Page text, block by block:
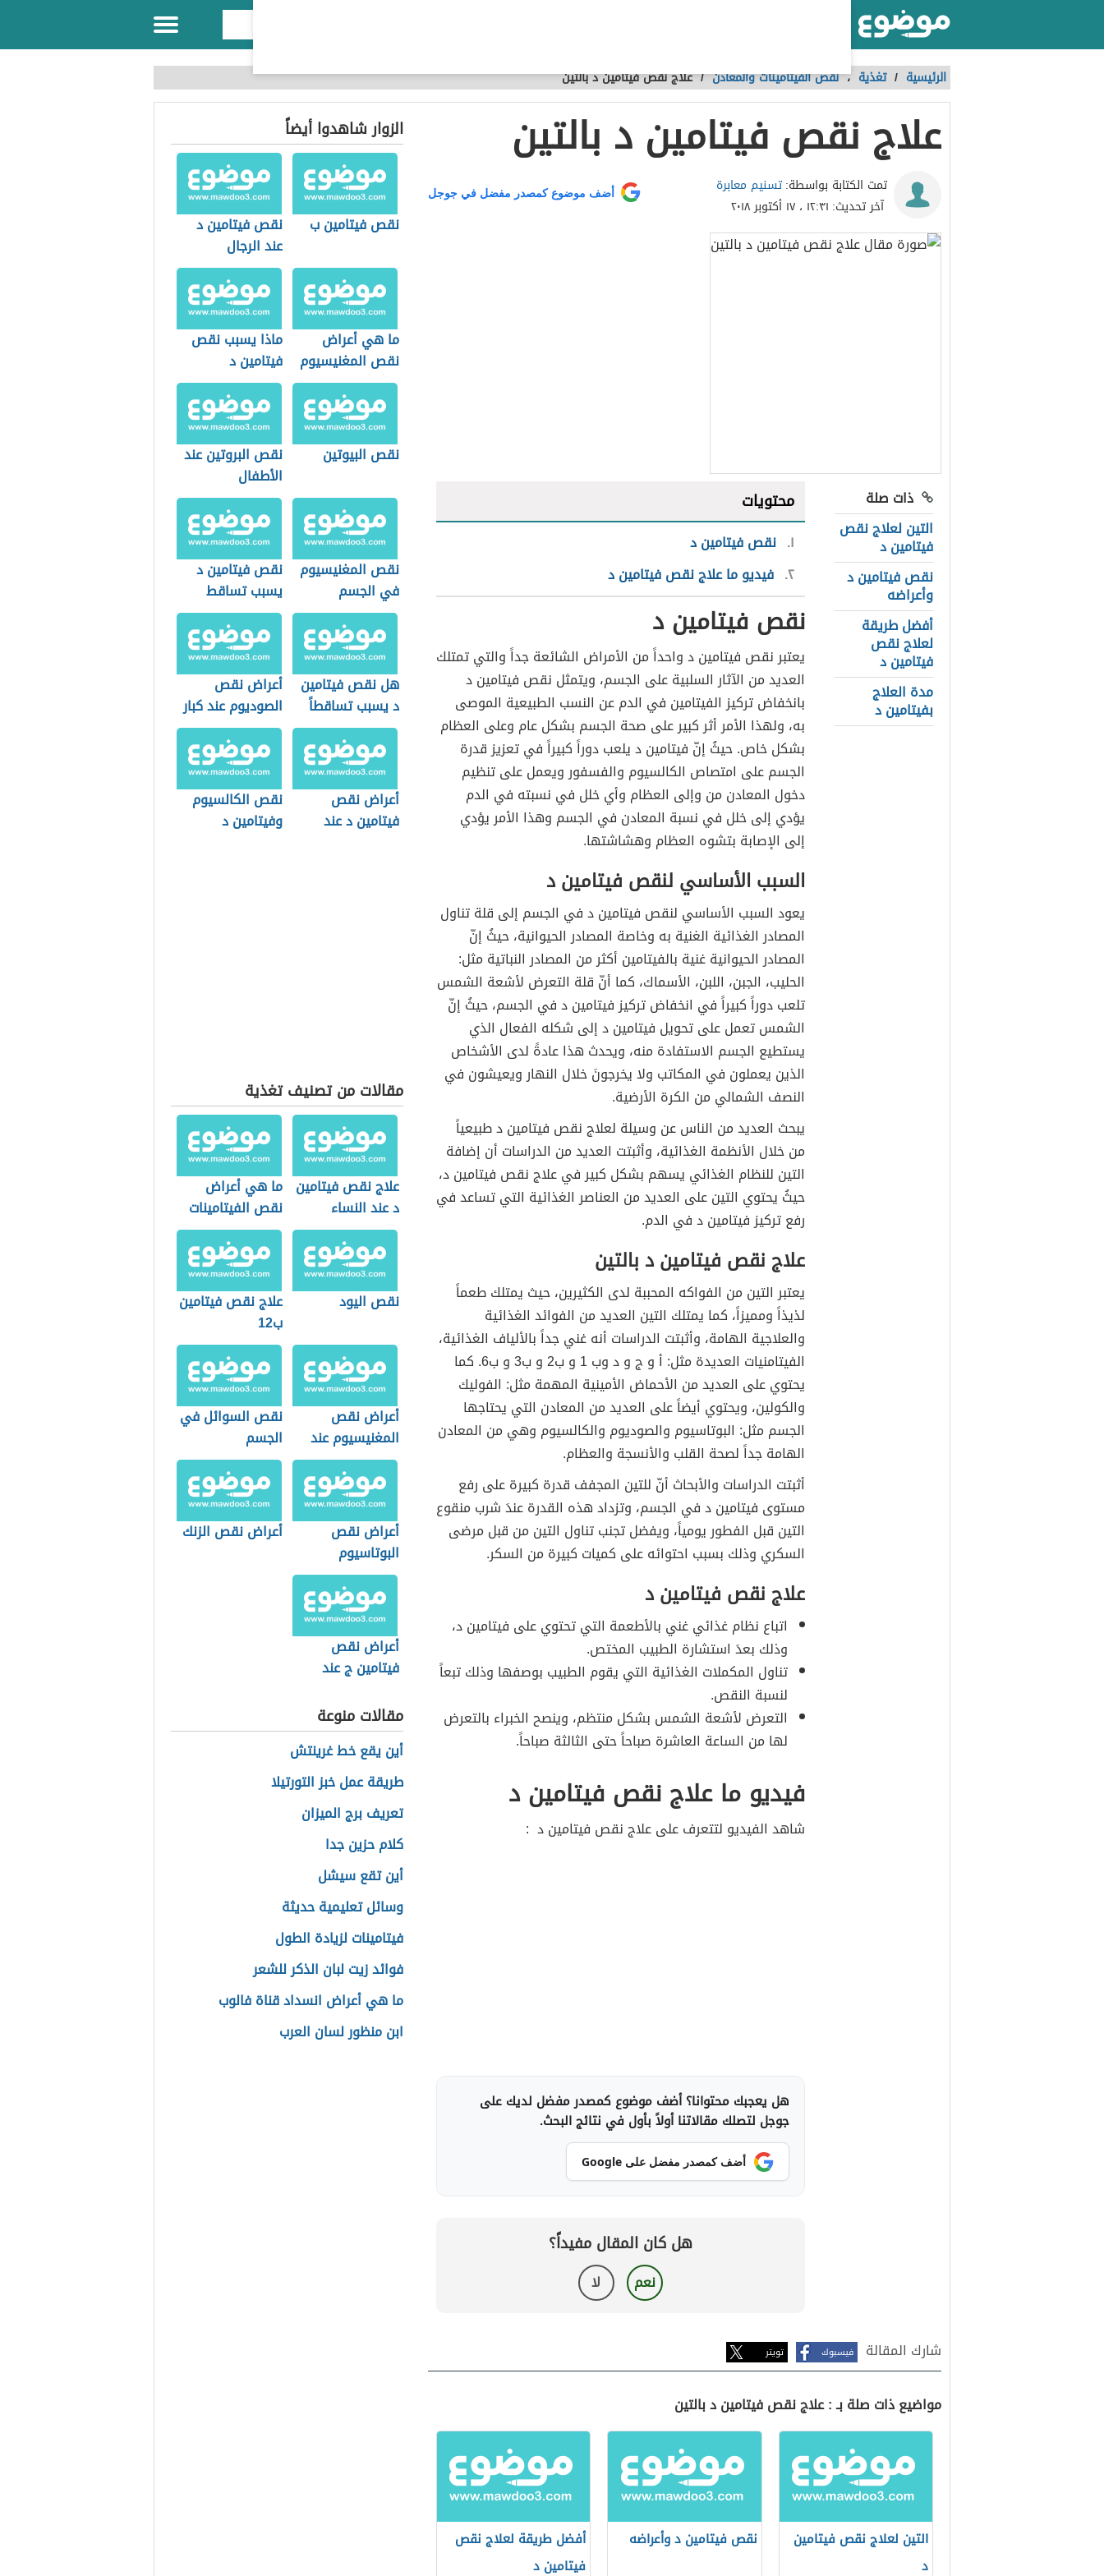
الرئيسية / تغذية ،نقص الفيتامينات والمعادن /علاج نقص فيتامين د بالتين
علاج نقص فيتامين د بالتين
تمت الكتابة بواسطة:تسنيم معابرة
آخر تحديث: ١٢:٣١ ، ١٧ أكتوبر ٢٠١٨
أضف موضوع كمصدر مفضل في جوجل
ذات صلة
التين لعلاج نقص
فيتامين د
نقص فيتامين د
وأعراضه
أفضل طريقة
لعلاج نقص
فيتامين د
مدة العلاج
بفيتامين د
محتويات
١ نقص فيتامين د
٢ فيديو ما علاج نقص فيتامين د
نقص فيتامين د
يعتبر نقص فيتامين د واحداً من الأمراض الشائعة جداً والتي تمتلك
العديد من الآثار السلبية على الجسم، ويتمثل نقص فيتامين د
بانخفاض تركيز الفيتامين في الدم عن النسب الطبيعية الموصى
به، ولهذا الأمر أثر كبير على صحة الجسم بشكل عام وعلى العظام
بشكل خاص. حيثُ إنّ فيتامين د يلعب دوراً كبيراً في تعزيز قدرة
الجسم على امتصاص الكالسيوم والفسفور ويعمل على تنظيم
دخول المعادن من وإلى العظام وأي خلل في نسبته في الدم
يؤدي إلى خلل في نسبة المعادن في الجسم وهذا الأمر يؤدي
إلى الإصابة بتشوه العظام وهشاشتها.
السبب الأساسي لنقص فيتامين د
يعود السبب الأساسي لنقص فيتامين د في الجسم إلى قلة تناول
المصادر الغذائية الغنية به وخاصة المصادر الحيوانية، حيثُ إنّ
المصادر الحيوانية غنية بالفيتامين أكثر من المصادر النباتية مثل:
الحليب، الجبن، اللبن، الأسماك، كما أنّ قلة التعرض لأشعة الشمس
تلعب دوراً كبيراً في انخفاض تركيز فيتامين د في الجسم، حيثُ إنّ
الشمس تعمل على تحويل فيتامين د إلى شكله الفعال الذي
يستطيع الجسم الاستفادة منه، ويحدث هذا عادةً لدى الأشخاص
الذين يعملون في المكاتب ولا يخرجونَ خلال النهار ويعيشون في
النصف الشمالي من الكرة الأرضية.
يبحث العديد من الناس عن وسيلة لعلاج نقص فيتامين د طبيعياً
من خلال الأنظمة الغذائية، وأثبتت العديد من الدراسات أن إضافة
التين للنظام الغذائي يسهم بشكل كبير في علاج نقص فيتامين د،
حيثُ يحتوي التين على العديد من العناصر الغذائية التي تساعد في
رفع تركيز فيتامين د في الدم.
علاج نقص فيتامين د بالتين
يعتبر التين من الفواكه المحببة لدى الكثيرين، حيث يمتلك طعماً
لذيذاً ومميزاً، كما يمتلك التين العديد من الفوائد الغذائية
والعلاجية الهامة، وأثبتت الدراسات أنه غني جداً بالألياف الغذائية،
الفيتامنيات العديدة مثل: أ و ج و د وب 1 و ب2 و ب3 و ب6. كما
يحتوي على العديد من الأحماض الأمينية المهمة مثل: الفوليك
والكولين، ويحتوي أيضاً على العديد من المعادن التي يحتاجها
الجسم مثل: البوتاسيوم والصوديوم والكالسيوم وهي من المعادن
الهامة جداً لصحة القلب والأنسجة والعظام.
أثبتت الدراسات والأبحاث أنّ للتين المجفف قدرة كبيرة على رفع
مستوى فيتامين د في الجسم، وتزداد هذه القدرة عندَ شرب منقوع
التين قبل الفطور يومياً، ويفضل تجنب تناول التين من قبل مرضى
السكري وذلك بسبب احتوائه على كميات كبيرة من السكر.
علاج نقص فيتامين د
اتباع نظام غذائي غني بالأطعمة التي تحتوي على فيتامين د،
وذلك بعدَ استشارة الطبيب المختص.
تناول المكملات الغذائية التي يقوم الطبيب بوصفها وذلك تبعاً
لنسبة النقص.
التعرض لأشعة الشمس بشكل منتظم، وينصح الخبراء بالتعرض
لها من الساعة العاشرة صباحاً حتى الثالثة صباحاً.
فيديو ما علاج نقص فيتامين د
شاهد الفيديو لتتعرف على علاج نقص فيتامين د :
هل يعجبك محتوانا؟ أضف موضوع كمصدر مفضل لديك على
جوجل لتصلك مقالاتنا أولاً بأول في نتائج البحث.
أضف كمصدر مفضل على Google
هل كان المقال مفيداً؟
نعم لا
شارك المقالة فيسبوك تويتر
مواضيع ذات صلة بـ : علاج نقص فيتامين د بالتين
التين لعلاج نقص فيتامين
د
نقص فيتامين د وأعراضه
أفضل طريقة لعلاج نقص
فيتامين د
الزوار شاهدوا أيضاً
نقص فيتامين ب
نقص فيتامين د
عند الرجال
ما هي أعراض
نقص المغنيسيوم
في الجسم
ماذا يسبب نقص
فيتامين د
نقص البيوتين
نقص البروتين عند
الأطفال
نقص المغنيسيوم
في الجسم
نقص فيتامين د
يسبب تساقط
الشعر
هل نقص فيتامين
د يسبب تساقطاً
للشعر
أعراض نقص
الصوديوم عند كبار
السن
أعراض نقص
فيتامين د عند
نقص الكالسيوم
وفيتامين د
مقالات من تصنيف تغذية
علاج نقص فيتامين
د عند النساء
ما هي أعراض
نقص الفيتامينات
نقص اليود
علاج نقص فيتامين
ب12
أعراض نقص
المغنيسيوم عند
النساء
نقص السوائل في
الجسم
أعراض نقص
البوتاسيوم
والصوديوم في
الجسم
أعراض نقص الزنك
أعراض نقص
فيتامين ج عند
مقالات منوعة
أين يقع خط غرينتش
طريقة عمل خبز التورتيلا
تعريف برج الميزان
كلام حزين جدا
أين تقع سيشل
وسائل تعليمية حديثة
فيتامينات لزيادة الطول
فوائد زيت لبان الذكر للشعر
ما هي أعراض انسداد قناة فالوب
ابن منظور لسان العرب